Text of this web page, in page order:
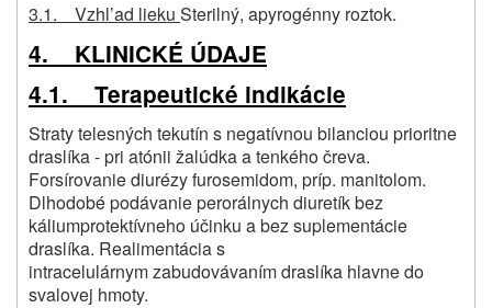
3.1. Vzhl’ad lieku Sterilný, apyrogénny roztok.
4. KLINICKÉ ÚDAJE
4.1. Terapeutické indikácie
Straty telesných tekutín s negatívnou bilanciou prioritne
draslíka - pri atónii žalúdka a tenkého čreva.
Forsírovanie diurézy furosemidom, príp. manitolom.
Dlhodobé podávanie perorálnych diuretík bez
káliumprotektívneho účinku a bez suplementácie
draslíka. Realimentácia s
intracelulárnym zabudovávaním draslíka hlavne do
svalovej hmoty.